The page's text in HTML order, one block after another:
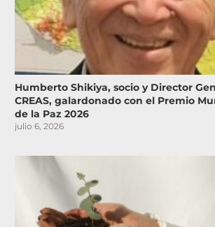
Humberto Shikiya, socio y Director
CREAS, galardonado con el Premio
de la Paz 2026
julio 6, 2026